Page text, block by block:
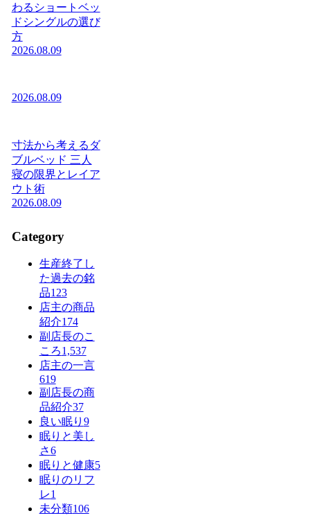
わるショートベッ
ドシングルの選び
方
2026.08.09
2026.08.09
寸法から考えるダ
ブルベッド 三人
寝の限界とレイア
ウト術
2026.08.09
Category
生産終了し
た過去の銘
品123
店主の商品
紹介174
副店長のこ
ころ1,537
店主の一言
619
副店長の商
品紹介37
良い眠り 9
眠りと美し
さ6
眠りと健康5
眠りのリフ
レ1
未分類106